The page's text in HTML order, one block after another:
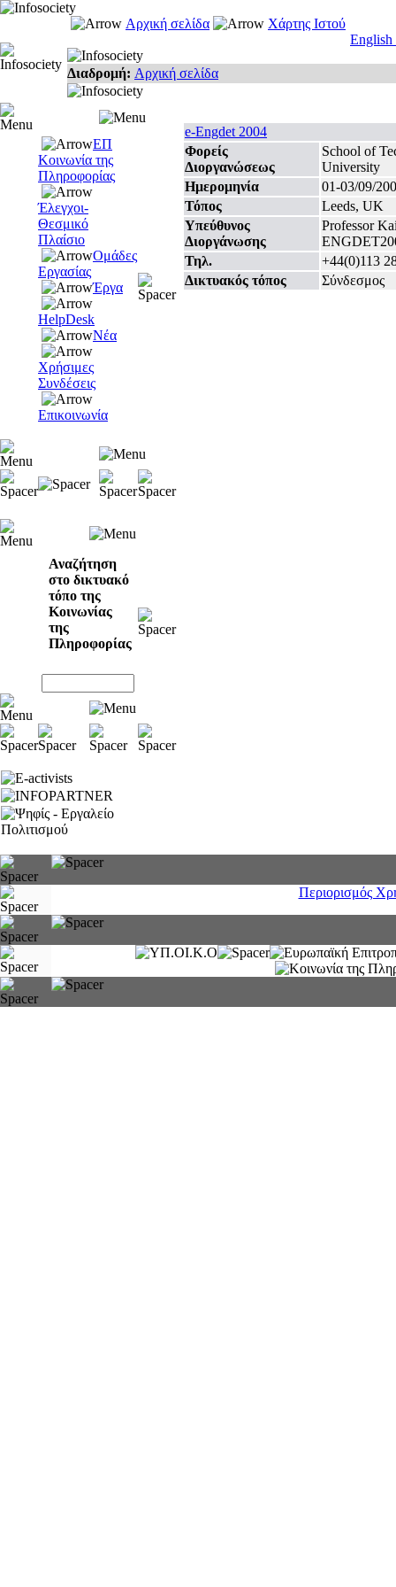
Αρχική σελίδα
Χάρτης Ιστού
English
Διαδρομή: Αρχική σελίδα
ΕΠ
Κοινωνία της
Πληροφορίας
Έλεγχοι-
Θεσμικό
Πλαίσιο
Ομάδες
Εργασίας
Έργα
HelpDesk
Νέα
Χρήσιμες
Συνδέσεις
Επικοινωνία
Αναζήτηση
στο δικτυακό
τόπο της
Κοινωνίας
της
Πληροφορίας
e-Engdet 2004
Φορείς
Διοργανώσεως
School of
University
Ημερομηνία
01-03/09/
Τόπος
Leeds, UK
Υπεύθυνος
Διοργάνωσης
Professor
Τηλ.
+44(0)113
Δικτυακός τόπος
Σύνδεσμος
Περιορισμός